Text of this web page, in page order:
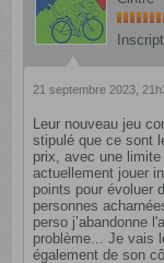
21 septembre 2023,
Leur nouveau jeu
stipulé que ce sont
prix, avec une
actuellement jouer
points pour évoluer
personnes
perso j’abandonne
problème... Je vais
également de son